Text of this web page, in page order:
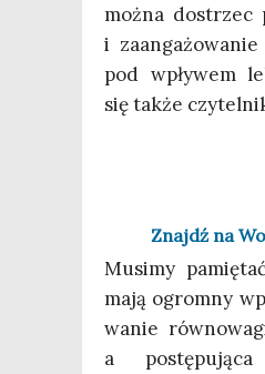
moż­na dostrzec
i
pod wpły­wem
się tak­że
Znajdź na
Musi­my
mają ogrom­ny
wa­nie
a postę­pu­ją­ca